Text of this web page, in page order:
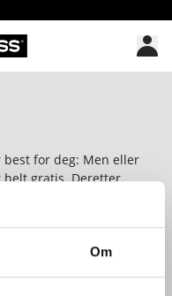
Om
best for deg: Men eller
helt gratis. Deretter
postkassa di hver
helst med en måneds